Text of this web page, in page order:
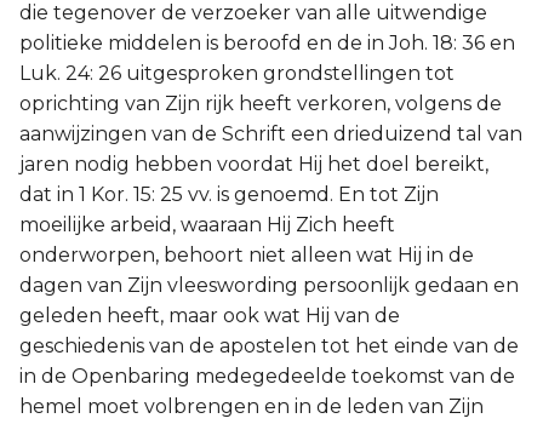
die tegenover de verzoeker van alle uitwendige
politieke middelen is beroofd en de in Joh. 18: 36 en
Luk. 24: 26 uitgesproken grondstellingen tot
oprichting van Zijn rijk heeft verkoren, volgens de
aanwijzingen van de Schrift een drieduizend tal van
jaren nodig hebben voordat Hij het doel bereikt,
dat in 1 Kor. 15: 25 vv. is genoemd. En tot Zijn
moeilijke arbeid, waaraan Hij Zich heeft
onderworpen, behoort niet alleen wat Hij in de
dagen van Zijn vleeswording persoonlijk gedaan en
geleden heeft, maar ook wat Hij van de
geschiedenis van de apostelen tot het einde van de
in de Openbaring medegedeelde toekomst van de
hemel moet volbrengen en in de leden van Zijn